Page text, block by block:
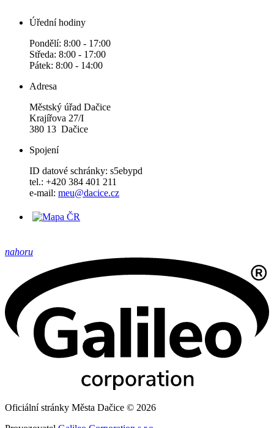
Úřední hodiny
Pondělí: 8:00 - 17:00
Středa: 8:00 - 17:00
Pátek: 8:00 - 14:00
Adresa
Městský úřad Dačice
Krajířova 27/I
380 13 Dačice
Spojení
ID datové schránky: s5ebypd
tel.: +420 384 401 211
e-mail: meu@dacice.cz
nahoru
Oficiální stránky Města Dačice © 2026